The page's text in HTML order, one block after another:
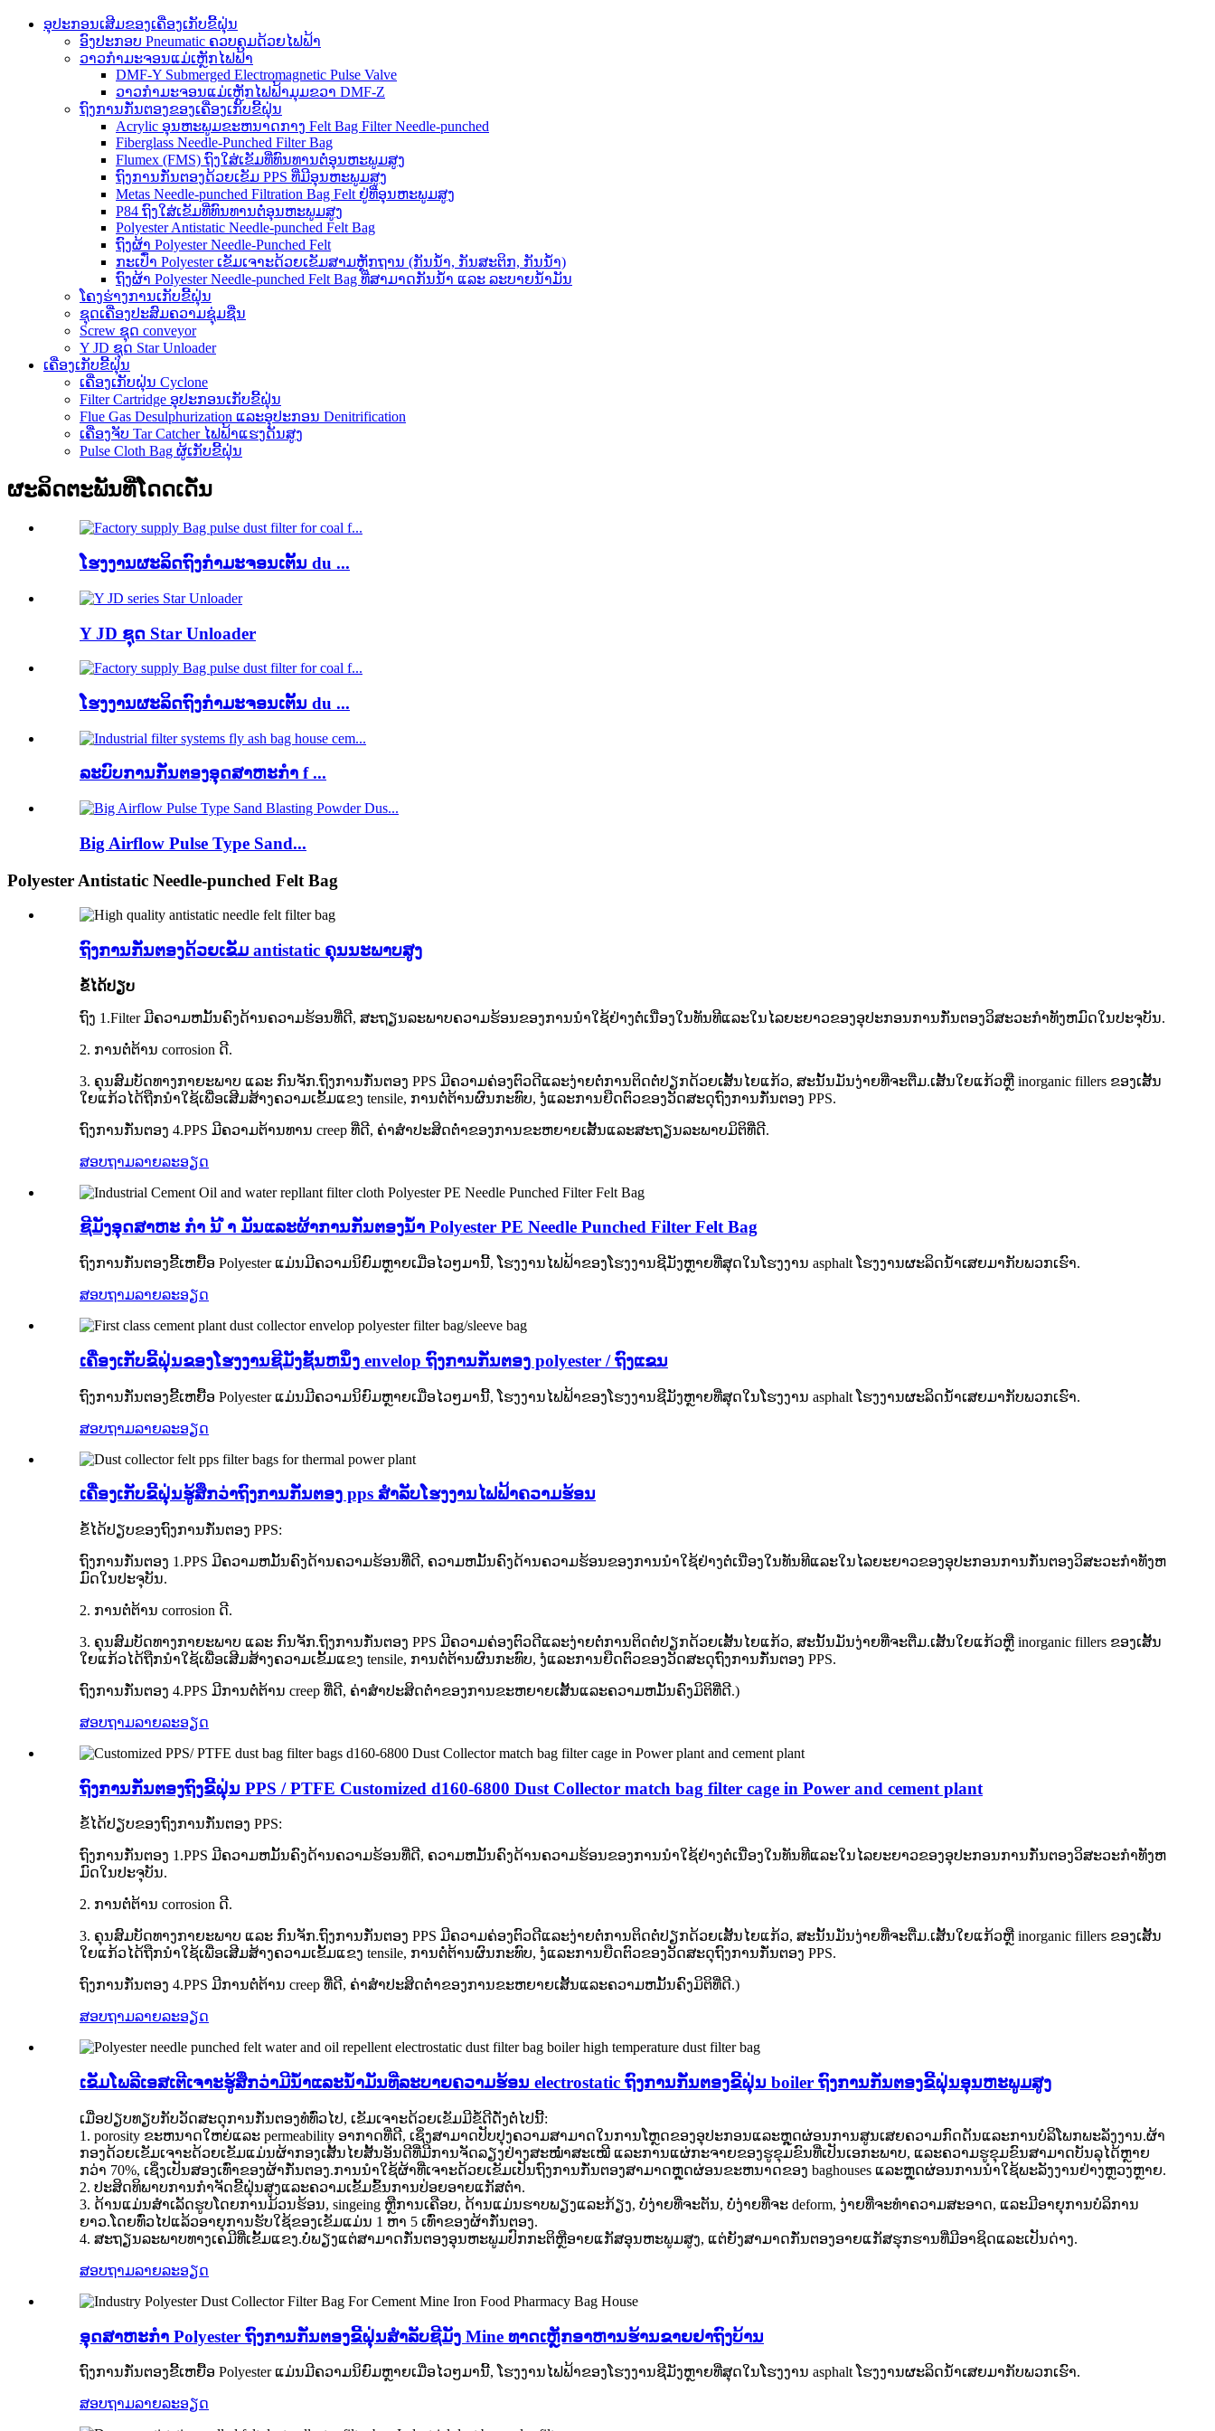
ອຸປະກອນເສີມຂອງເຄື່ອງເກັບຂີ້ຝຸ່ນ
ອົງປະກອບ Pneumatic ຄວບຄຸມດ້ວຍໄຟຟ້າ
ວາວກຳມະຈອນແມ່ເຫຼັກໄຟຟ້າ
DMF-Y Submerged Electromagnetic Pulse Valve
ວາວກຳມະຈອນແມ່ເຫຼັກໄຟຟ້າມຸມຂວາ DMF-Z
ຖົງການກັ່ນຕອງຂອງເຄື່ອງເກັບຂີ້ຝຸ່ນ
Acrylic ອຸນຫະພູມຂະຫນາດກາງ Felt Bag Filter Needle-punched
Fiberglass Needle-Punched Filter Bag
Flumex (FMS) ຖົງໃສ່ເຂັມທີ່ທົນທານຕໍ່ອຸນຫະພູມສູງ
ຖົງການກັ່ນຕອງດ້ວຍເຂັມ PPS ທີ່ມີອຸນຫະພູມສູງ
Metas Needle-punched Filtration Bag Felt ຢູ່ທີ່ອຸນຫະພູມສູງ
P84 ຖົງໃສ່ເຂັມທີ່ທົນທານຕໍ່ອຸນຫະພູມສູງ
Polyester Antistatic Needle-punched Felt Bag
ຖົງຜ້າ Polyester Needle-Punched Felt
ກະເປົ໋າ Polyester ເຂັມເຈາະດ້ວຍເຂັມສາມຫຼັກຖານ (ກັນນໍ້າ, ກັນສະຕິກ, ກັນນໍ້າ)
ຖົງຜ້າ Polyester Needle-punched Felt Bag ທີ່ສາມາດກັນນໍ້າ ແລະ ລະບາຍນໍ້າມັນ
ໂຄງຮ່າງການເກັບຂີ້ຝຸ່ນ
ຊຸດເຄື່ອງປະສົມຄວາມຊຸ່ມຊື່ນ
Screw ຊຸດ conveyor
Y JD ຊຸດ Star Unloader
ເຄື່ອງເກັບຂີ້ຝຸ່ນ
ເຄື່ອງເກັບຝຸ່ນ Cyclone
Filter Cartridge ອຸປະກອນເກັບຂີ້ຝຸ່ນ
Flue Gas Desulphurization ແລະອຸປະກອນ Denitrification
ເຄື່ອງຈັບ Tar Catcher ໄຟຟ້າແຮງດັນສູງ
Pulse Cloth Bag ຜູ້ເກັບຂີ້ຝຸ່ນ
ຜະລິດຕະພັນທີ່ໂດດເດັ່ນ
ໂຮງງານຜະລິດຖົງກໍາມະຈອນເຕັ້ນ du ...
Y JD ຊຸດ Star Unloader
ໂຮງງານຜະລິດຖົງກໍາມະຈອນເຕັ້ນ du ...
ລະບົບການກັ່ນຕອງອຸດສາຫະກໍາ f ...
Big Airflow Pulse Type Sand...
Polyester Antistatic Needle-punched Felt Bag
ຖົງການກັ່ນຕອງດ້ວຍເຂັມ antistatic ຄຸນນະພາບສູງ
ຂໍ້ໄດ້ປຽບ
ຖົງ 1.Filter ມີຄວາມຫມັ້ນຄົງດ້ານຄວາມຮ້ອນທີ່ດີ, ສະຖຽນລະພາບຄວາມຮ້ອນຂອງການນໍາໃຊ້ຢ່າງຕໍ່ເນື່ອງໃນທັນທີແລະໃນໄລຍະຍາວຂອງອຸປະກອນການກັ່ນຕອງວິສະວະກໍາທັງຫມົດໃນປະຈຸບັນ.
2. ການຕໍ່ຕ້ານ corrosion ດີ.
3. ຄຸນສົມບັດທາງກາຍະພາບ ແລະ ກົນຈັກ.ຖົງການກັ່ນຕອງ PPS ມີຄວາມຄ່ອງຕົວດີແລະງ່າຍຕໍ່ການຕິດຕໍ່ປຽກດ້ວຍເສັ້ນໄຍແກ້ວ, ສະນັ້ນມັນງ່າຍທີ່ຈະຕື່ມ.ເສັ້ນໃຍແກ້ວຫຼື inorganic fillers ຂອງເສັ້ນ
ໃຍແກ້ວໄດ້ຖືກນໍາໃຊ້ເພື່ອເສີມສ້າງຄວາມເຂັ້ມແຂງ tensile, ການຕໍ່ຕ້ານຜົນກະທົບ, ງໍແລະການຍືດຕົວຂອງວັດສະດຸຖົງການກັ່ນຕອງ PPS.
ຖົງການກັ່ນຕອງ 4.PPS ມີຄວາມຕ້ານທານ creep ທີ່ດີ, ຄ່າສໍາປະສິດຕ່ໍາຂອງການຂະຫຍາຍເສັ້ນແລະສະຖຽນລະພາບມິຕິທີ່ດີ.
ສອບຖາມລາຍລະອຽດ
ຊີມັງອຸດສາຫະ ກຳ ນ້ ຳ ມັນແລະຜ້າການກັ່ນຕອງນ້ໍາ Polyester PE Needle Punched Filter Felt Bag
ຖົງການກັ່ນຕອງຂີ້ເຫຍື້ອ Polyester ແມ່ນມີຄວາມນິຍົມຫຼາຍເມື່ອໄວໆມານີ້, ໂຮງງານໄຟຟ້າຂອງໂຮງງານຊີມັງຫຼາຍທີ່ສຸດໃນໂຮງງານ asphalt ໂຮງງານຜະລິດນ້ໍາເສຍມາກັບພວກເຮົາ.
ສອບຖາມລາຍລະອຽດ
ເຄື່ອງເກັບຂີ້ຝຸ່ນຂອງໂຮງງານຊີມັງຊັ້ນຫນຶ່ງ envelop ຖົງການກັ່ນຕອງ polyester / ຖົງແຂນ
ຖົງການກັ່ນຕອງຂີ້ເຫຍື້ອ Polyester ແມ່ນມີຄວາມນິຍົມຫຼາຍເມື່ອໄວໆມານີ້, ໂຮງງານໄຟຟ້າຂອງໂຮງງານຊີມັງຫຼາຍທີ່ສຸດໃນໂຮງງານ asphalt ໂຮງງານຜະລິດນ້ໍາເສຍມາກັບພວກເຮົາ.
ສອບຖາມລາຍລະອຽດ
ເຄື່ອງເກັບຂີ້ຝຸ່ນຮູ້ສຶກວ່າຖົງການກັ່ນຕອງ pps ສໍາລັບໂຮງງານໄຟຟ້າຄວາມຮ້ອນ
ຂໍ້ໄດ້ປຽບຂອງຖົງການກັ່ນຕອງ PPS:
ຖົງການກັ່ນຕອງ 1.PPS ມີຄວາມຫມັ້ນຄົງດ້ານຄວາມຮ້ອນທີ່ດີ, ຄວາມຫມັ້ນຄົງດ້ານຄວາມຮ້ອນຂອງການນໍາໃຊ້ຢ່າງຕໍ່ເນື່ອງໃນທັນທີແລະໃນໄລຍະຍາວຂອງອຸປະກອນການກັ່ນຕອງວິສະວະກໍາທັງຫ
ມົດໃນປະຈຸບັນ.
2. ການຕໍ່ຕ້ານ corrosion ດີ.
3. ຄຸນສົມບັດທາງກາຍະພາບ ແລະ ກົນຈັກ.ຖົງການກັ່ນຕອງ PPS ມີຄວາມຄ່ອງຕົວດີແລະງ່າຍຕໍ່ການຕິດຕໍ່ປຽກດ້ວຍເສັ້ນໄຍແກ້ວ, ສະນັ້ນມັນງ່າຍທີ່ຈະຕື່ມ.ເສັ້ນໃຍແກ້ວຫຼື inorganic fillers ຂອງເສັ້ນ
ໃຍແກ້ວໄດ້ຖືກນໍາໃຊ້ເພື່ອເສີມສ້າງຄວາມເຂັ້ມແຂງ tensile, ການຕໍ່ຕ້ານຜົນກະທົບ, ງໍແລະການຍືດຕົວຂອງວັດສະດຸຖົງການກັ່ນຕອງ PPS.
ຖົງການກັ່ນຕອງ 4.PPS ມີການຕໍ່ຕ້ານ creep ທີ່ດີ, ຄ່າສໍາປະສິດຕ່ໍາຂອງການຂະຫຍາຍເສັ້ນແລະຄວາມຫມັ້ນຄົງມິຕິທີ່ດີ.)
ສອບຖາມລາຍລະອຽດ
ຖົງການກັ່ນຕອງຖົງຂີ້ຝຸ່ນ PPS / PTFE Customized d160-6800 Dust Collector match bag filter cage in Power and cement plant
ຂໍ້ໄດ້ປຽບຂອງຖົງການກັ່ນຕອງ PPS:
ຖົງການກັ່ນຕອງ 1.PPS ມີຄວາມຫມັ້ນຄົງດ້ານຄວາມຮ້ອນທີ່ດີ, ຄວາມຫມັ້ນຄົງດ້ານຄວາມຮ້ອນຂອງການນໍາໃຊ້ຢ່າງຕໍ່ເນື່ອງໃນທັນທີແລະໃນໄລຍະຍາວຂອງອຸປະກອນການກັ່ນຕອງວິສະວະກໍາທັງຫ
ມົດໃນປະຈຸບັນ.
2. ການຕໍ່ຕ້ານ corrosion ດີ.
3. ຄຸນສົມບັດທາງກາຍະພາບ ແລະ ກົນຈັກ.ຖົງການກັ່ນຕອງ PPS ມີຄວາມຄ່ອງຕົວດີແລະງ່າຍຕໍ່ການຕິດຕໍ່ປຽກດ້ວຍເສັ້ນໄຍແກ້ວ, ສະນັ້ນມັນງ່າຍທີ່ຈະຕື່ມ.ເສັ້ນໃຍແກ້ວຫຼື inorganic fillers ຂອງເສັ້ນ
ໃຍແກ້ວໄດ້ຖືກນໍາໃຊ້ເພື່ອເສີມສ້າງຄວາມເຂັ້ມແຂງ tensile, ການຕໍ່ຕ້ານຜົນກະທົບ, ງໍແລະການຍືດຕົວຂອງວັດສະດຸຖົງການກັ່ນຕອງ PPS.
ຖົງການກັ່ນຕອງ 4.PPS ມີການຕໍ່ຕ້ານ creep ທີ່ດີ, ຄ່າສໍາປະສິດຕ່ໍາຂອງການຂະຫຍາຍເສັ້ນແລະຄວາມຫມັ້ນຄົງມິຕິທີ່ດີ.)
ສອບຖາມລາຍລະອຽດ
ເຂັມໂພລີເອສເຕີເຈາະຮູ້ສຶກວ່າມີນ້ໍາແລະນ້ໍາມັນທີ່ລະບາຍຄວາມຮ້ອນ electrostatic ຖົງການກັ່ນຕອງຂີ້ຝຸ່ນ boiler ຖົງການກັ່ນຕອງຂີ້ຝຸ່ນອຸນຫະພູມສູງ
ເມື່ອປຽບທຽບກັບວັດສະດຸການກັ່ນຕອງທໍທົ່ວໄປ, ເຂັມເຈາະດ້ວຍເຂັມມີຂໍ້ດີດັ່ງຕໍ່ໄປນີ້:
1. porosity ຂະຫນາດໃຫຍ່ແລະ permeability ອາກາດທີ່ດີ, ເຊິ່ງສາມາດປັບປຸງຄວາມສາມາດໃນການໂຫຼດຂອງອຸປະກອນແລະຫຼຸດຜ່ອນການສູນເສຍຄວາມກົດດັນແລະການບໍລິໂພກພະລັງງານ.ຜ້າ
ກອງດ້ວຍເຂັມເຈາະດ້ວຍເຂັມແມ່ນຜ້າກອງເສັ້ນໄຍສັ້ນອັນດີທີ່ມີການຈັດລຽງຢ່າງສະໝໍ່າສະເໝີ ແລະການແຜ່ກະຈາຍຂອງຮູຂຸມຂົນທີ່ເປັນເອກະພາບ, ແລະຄວາມຮູຂຸມຂົນສາມາດບັນລຸໄດ້ຫຼາຍ
ກວ່າ 70%, ເຊິ່ງເປັນສອງເທົ່າຂອງຜ້າກັ່ນຕອງ.ການ​ນໍາ​ໃຊ້​ຜ້າ​ທີ່​ເຈາະ​ດ້ວຍ​ເຂັມ​ເປັນ​ຖົງ​ການ​ກັ່ນ​ຕອງ​ສາ​ມາດ​ຫຼຸດ​ຜ່ອນ​ຂະ​ຫນາດ​ຂອງ baghouses ແລະ​ຫຼຸດ​ຜ່ອນ​ການ​ນໍາ​ໃຊ້​ພະ​ລັງ​ງານ​ຢ່າງ​ຫຼວງ​ຫຼາຍ​.
2. ປະສິດທິພາບການກໍາຈັດຂີ້ຝຸ່ນສູງແລະຄວາມເຂັ້ມຂົ້ນການປ່ອຍອາຍແກັສຕ່ໍາ.
3. ດ້ານແມ່ນສໍາເລັດຮູບໂດຍການມ້ວນຮ້ອນ, singeing ຫຼືການເຄືອບ, ດ້ານແມ່ນຮາບພຽງແລະກ້ຽງ, ບໍ່ງ່າຍທີ່ຈະຕັນ, ບໍ່ງ່າຍທີ່ຈະ deform, ງ່າຍທີ່ຈະທໍາຄວາມສະອາດ, ແລະມີອາຍຸການບໍລິການ
ຍາວ.ໂດຍທົ່ວໄປແລ້ວອາຍຸການຮັບໃຊ້ຂອງເຂັມແມ່ນ 1 ຫາ 5 ເທົ່າຂອງຜ້າກັ່ນຕອງ.
4. ສະຖຽນລະພາບທາງເຄມີທີ່ເຂັ້ມແຂງ.ບໍ່ພຽງແຕ່ສາມາດກັ່ນຕອງອຸນຫະພູມປົກກະຕິຫຼືອາຍແກັສອຸນຫະພູມສູງ, ແຕ່ຍັງສາມາດກັ່ນຕອງອາຍແກັສຮຸກຮານທີ່ມີອາຊິດແລະເປັນດ່າງ.
ສອບຖາມລາຍລະອຽດ
ອຸດສາຫະກໍາ Polyester ຖົງການກັ່ນຕອງຂີ້ຝຸ່ນສໍາລັບຊີມັງ Mine ທາດເຫຼັກອາຫານຮ້ານຂາຍຢາຖົງບ້ານ
ຖົງການກັ່ນຕອງຂີ້ເຫຍື້ອ Polyester ແມ່ນມີຄວາມນິຍົມຫຼາຍເມື່ອໄວໆມານີ້, ໂຮງງານໄຟຟ້າຂອງໂຮງງານຊີມັງຫຼາຍທີ່ສຸດໃນໂຮງງານ asphalt ໂຮງງານຜະລິດນ້ໍາເສຍມາກັບພວກເຮົາ.
ສອບຖາມລາຍລະອຽດ